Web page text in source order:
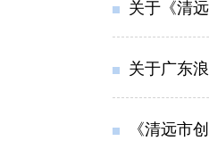
关于《清
关于广东
《清远市